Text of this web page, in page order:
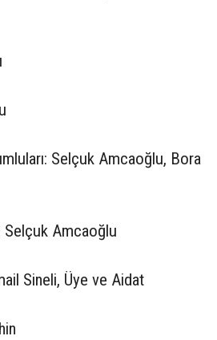
Selçuk Amcaoğlu, Bora
Amcaoğlu
Sineli, Üye ve Aidat